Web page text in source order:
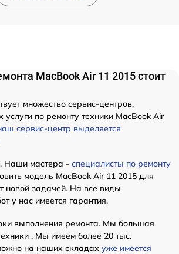
MacBook Air 11 2015 стоит
множество сервис-центров,
по ремонту техники MacBook Air
сервис-центр выделяется
Наши мастера - специалисты по ремонту
модель MacBook Air 11 2015 для
новой задачей. На все виды
у нас имеется гарантия.
выполнения ремонта. Мы большая
. Мы имеем более 20 тыс.
на наших складах уже имеется